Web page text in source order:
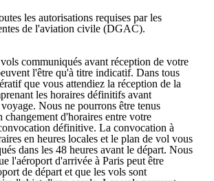
les autorisations requises par les
de l'aviation civile (DGAC).
communiqués avant réception de votre
l'être qu'à titre indicatif. Dans tous
que vous attendiez la réception de la
les horaires définitifs avant
Nous ne pourrons être tenus
changement d'horaires entre votre
définitive. La convocation à
en heures locales et le plan de vol vous
dans les 48 heures avant le départ. Nous
l'aéroport d'arrivée à Paris peut être
de départ et que les vols sont